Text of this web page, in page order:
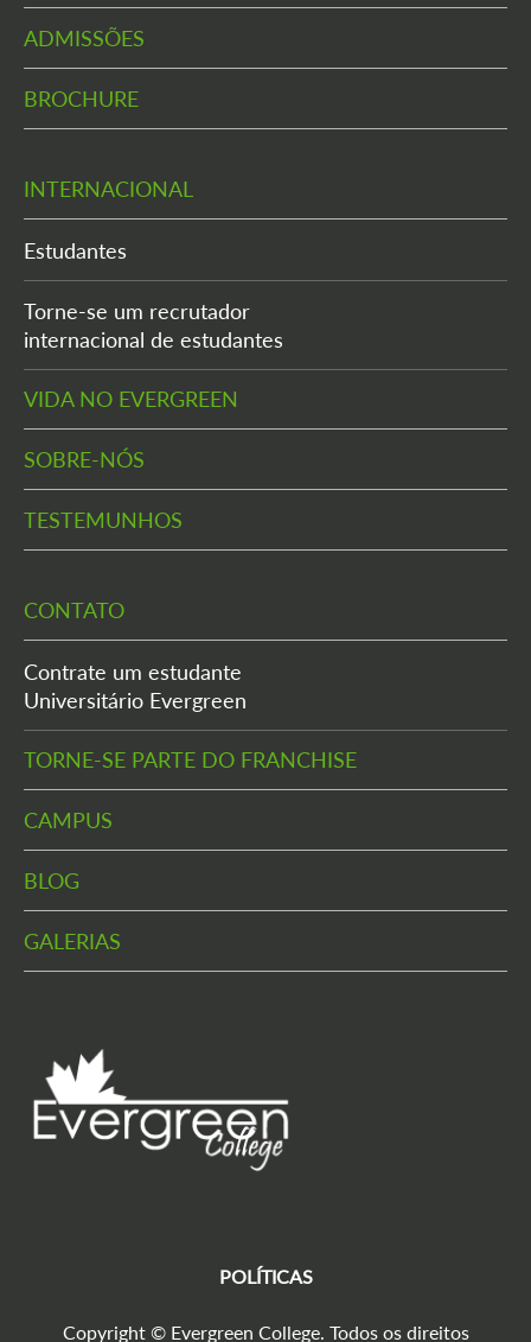
ADMISSÕES
BROCHURE
INTERNACIONAL
Estudantes
Torne-se um recrutador
internacional de estudantes
VIDA NO EVERGREEN
SOBRE-NÓS
TESTEMUNHOS
CONTATO
Contrate um estudante
Universitário Evergreen
TORNE-SE PARTE DO FRANCHISE
CAMPUS
BLOG
GALERIAS
Copyright © Evergreen College. Todos os direitos
POLÍTICAS